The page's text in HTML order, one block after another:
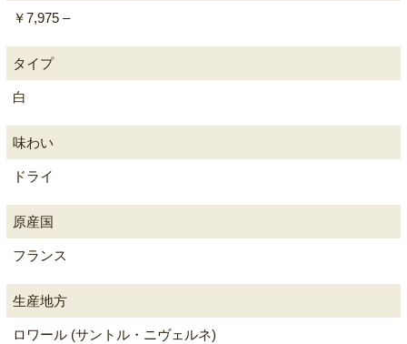
￥7,975 –
タイプ
白
味わい
ドライ
原産国
フランス
生産地方
ロワール (サントル・ニヴェルネ)